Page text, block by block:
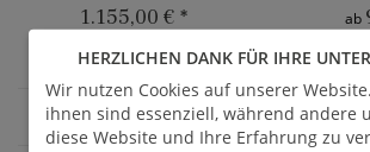
1.155,00 € * ab
GARTENMÖBEL
HERZLICHEN DANK FÜR IHRE
Wir nutzen Cookies auf unserer
ihnen sind essenziell, während andere
diese Website und Ihre Erfahrung zu